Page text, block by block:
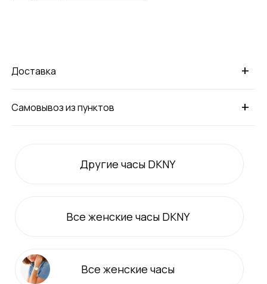
+
Доставка
+
Самовывоз из пунктов
Другие часы DKNY
Все женские часы DKNY
Все женские часы